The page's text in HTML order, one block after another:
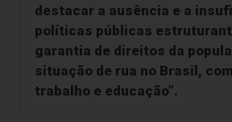
destacar a ausência e a
políticas públicas
garantia de direitos da
situação de rua no Brasil,
trabalho e educação”.